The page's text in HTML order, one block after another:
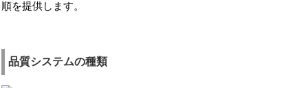
順を提供します。
品質システムの種類